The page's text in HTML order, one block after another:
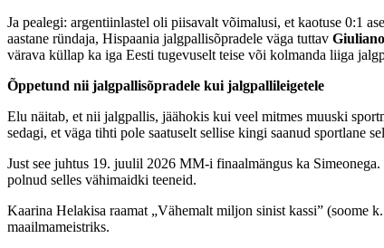
Ja pealegi: argentiinlastel oli piisavalt võimalusi, et kaotuse 0:1
aastane ründaja, Hispaania jalgpallisõpradele väga tuttav
värava küllap ka iga Eesti tugevuselt teise või kolmanda liiga
Õppetund nii jalgpallisõpradele kui jalgpallileigetele
Elu näitab, et nii jalgpallis, jäähokis kui veel mitmes muuski
sedagi, et väga tihti pole saatuselt sellise kingi saanud sportlane
Just see juhtus 19. juulil 2026 MM-i finaalmängus ka
polnud selles vähimaidki teeneid.
Kaarina Helakisa raamat „Vähemalt miljon sinist kassi” (soome
maailmameistriks.